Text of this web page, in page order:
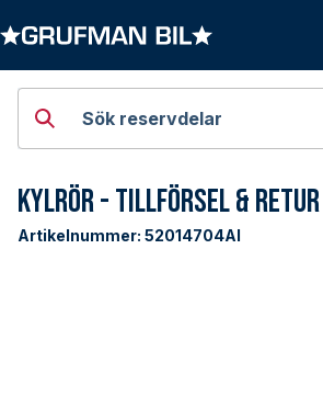
Sök reservdelar
Kylrör - Tillförsel & Retur
Artikelnummer: 52014704AI